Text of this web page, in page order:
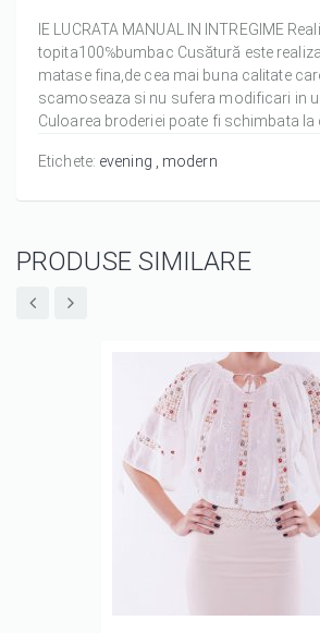
IE LUCRATA MANUAL IN INTREGIME
topita100℅bumbac Cusătură este
matase fina,de cea mai buna calitate
scamoseaza si nu sufera modificari in
Culoarea broderiei poate fi schimbata la
Etichete: evening modern
PRODUSE SIMILARE